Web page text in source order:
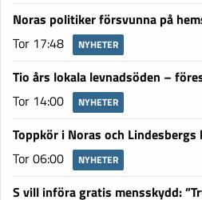
Noras politiker försvunna på
Tor 17:48
NYHETER
Tio års lokala levnadsöden –
Tor 14:00
NYHETER
Toppkör i Noras och Lindesbergs
Tor 06:00
NYHETER
S vill införa gratis mensskydd: